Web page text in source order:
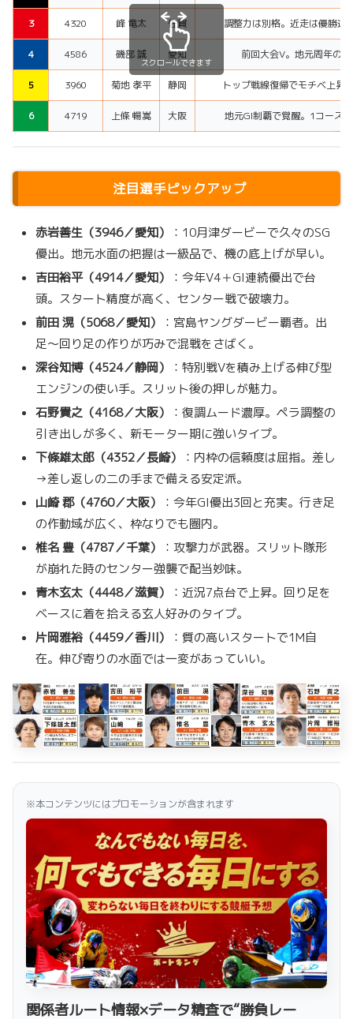
3 4320 峰 竜太 佐賀 調整力は別格。近走は優勝遠
4 4586 磯部 誠 愛知 前回大会V。地元周年の
5 3960 菊地 孝平 静岡 トップ戦線復帰でモチベ上昇
6 4719 上條 暢嵩 大阪 地元GI制覇で覚醒。1コース
スクロールできます
注目選手ピックアップ
赤岩善生（3946／愛知）
：10月津ダービーで久々のSG
優出。地元水面の把握は一級品で、機の底上げが早い。
吉田裕平（4914／愛知）
：今年V4＋GI連続優出で台
頭。スタート精度が高く、センター戦で破壊力。
前田 滉（5068／愛知）
：宮島ヤングダービー覇者。出
足～回り足の作りが巧みで混戦をさばく。
深谷知博（4524／静岡）
：特別戦Vを積み上げる伸び型
エンジンの使い手。スリット後の押しが魅力。
石野貴之（4168／大阪）
：復調ムード濃厚。ペラ調整の
引き出しが多く、新モーター期に強いタイプ。
下條雄太郎（4352／長崎）
：内枠の信頼度は屈指。差し
→差し返しの二の手まで備える安定派。
山崎 郡（4760／大阪）
：今年GI優出3回と充実。行き足
の作動域が広く、枠なりでも圏内。
椎名 豊（4787／千葉）
：攻撃力が武器。スリット隊形
が崩れた時のセンター強襲で配当妙味。
青木玄太（4448／滋賀）
：近況7点台で上昇。回り足を
ベースに着を拾える玄人好みのタイプ。
片岡雅裕（4459／香川）
：質の高いスタートで1M自
在。伸び寄りの水面では一変があっていい。
※本コンテンツにはプロモーションが含まれます
関係者ルート情報×データ精査で“勝負レー